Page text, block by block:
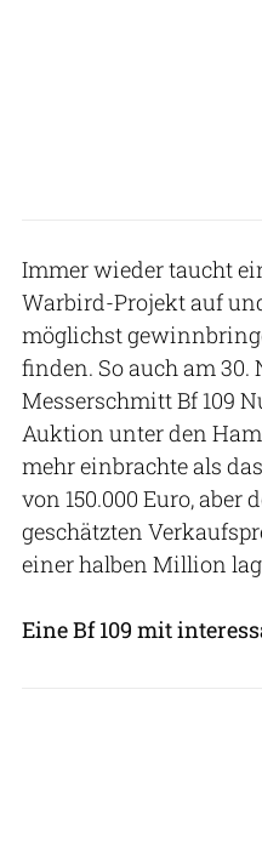
Immer wieder taucht
Warbird-Projekt auf
möglichst
finden. So auch am 30.
Messerschmitt Bf 109
Auktion unter den
mehr einbrachte als
von 150.000 Euro, aber
geschätzten
einer halben Million
Eine Bf 109 mit